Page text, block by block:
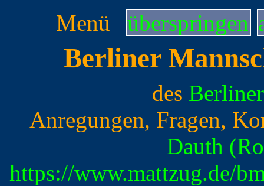
Menü überspringen
Berliner
des
Anregungen, Fragen,
Dauth
https://www.mattzug.de/